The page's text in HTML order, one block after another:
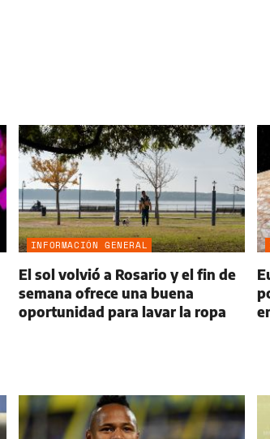
INFORMACIÓN GENERAL
El sol volvió a Rosario y el fin de
semana ofrece una buena
oportunidad para lavar la ropa